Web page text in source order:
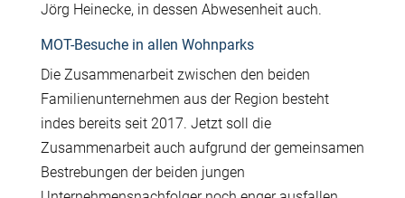
Jörg Heinecke, in dessen Abwesenheit auch.
MOT-Besuche in allen Wohnparks
Die Zusammenarbeit zwischen den beiden
Familienunternehmen aus der Region besteht
indes bereits seit 2017. Jetzt soll die
Zusammenarbeit auch aufgrund der gemeinsamen
Bestrebungen der beiden jungen